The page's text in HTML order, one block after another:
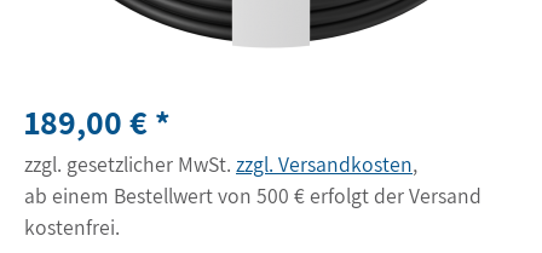
189,00 € *
zzgl. gesetzlicher MwSt. zzgl. Versandkosten,
ab einem Bestellwert von 500 € erfolgt der Versand
kostenfrei.